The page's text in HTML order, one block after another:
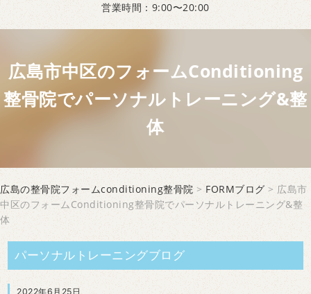
営業時間：9:00〜20:00
広島市中区のフォームConditioning
整骨院でパーソナルトレーニング&整
体
広島の整骨院フォームconditioning整骨院 > FORMブログ > 広島市
中区のフォームConditioning整骨院でパーソナルトレーニング&整
体
パーソナルトレーニングブログ
2022年6月25日